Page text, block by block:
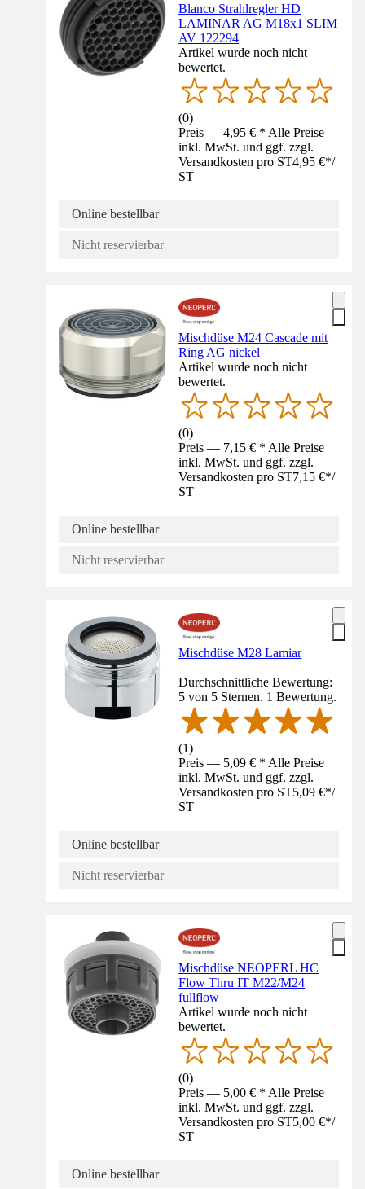
Blanco Strahlregler HD
LAMINAR AG M18x1 SLIM
AV 122294
Artikel wurde noch nicht
bewertet.
(0)
Preis — 4,95 € * Alle Preise
inkl. MwSt. und ggf. zzgl.
Versandkosten pro ST4,95 €*/
ST
Online bestellbar
Nicht reservierbar
Mischdüse M24 Cascade mit
Ring AG nickel
Artikel wurde noch nicht
bewertet.
(0)
Preis — 7,15 € * Alle Preise
inkl. MwSt. und ggf. zzgl.
Versandkosten pro ST7,15 €*/
ST
Online bestellbar
Nicht reservierbar
Mischdüse M28 Lamiar
Durchschnittliche Bewertung:
5 von 5 Sternen. 1 Bewertung.
(1)
Preis — 5,09 € * Alle Preise
inkl. MwSt. und ggf. zzgl.
Versandkosten pro ST5,09 €*/
ST
Online bestellbar
Nicht reservierbar
Mischdüse NEOPERL HC
Flow Thru IT M22/M24
fullflow
Artikel wurde noch nicht
bewertet.
(0)
Preis — 5,00 € * Alle Preise
inkl. MwSt. und ggf. zzgl.
Versandkosten pro ST5,00 €*/
ST
Online bestellbar